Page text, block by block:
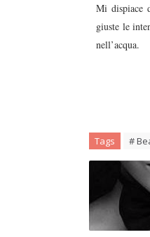
Mi dispiace
giuste le
nell’acqua.
Tags #